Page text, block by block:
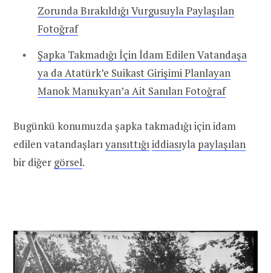
Zorunda Bırakıldığı Vurgusuyla Paylaşılan
Fotoğraf
Şapka Takmadığı İçin İdam Edilen Vatandaşa
ya da Atatürk’e Suikast Girişimi Planlayan
Manok Manukyan’a Ait Sanılan Fotoğraf
Bugünkü konumuzda şapka takmadığı için idam
edilen vatandaşlarıyansıttığıiddiasıyla paylaşılan
bir diğer görsel.